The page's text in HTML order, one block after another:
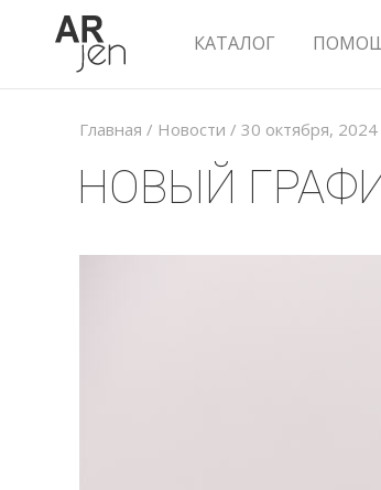
КАТАЛОГ
Главная / Новости / 30 октября, 2024
НОВЫЙ